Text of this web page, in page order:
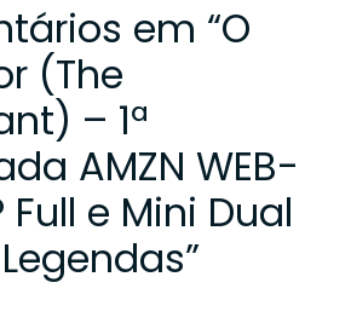
em “O
(The
– 1ª
AMZN WEB-
Full e Mini Dual
”